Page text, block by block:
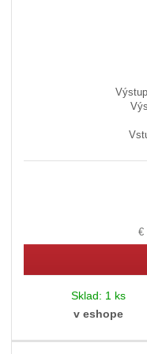
€
Sklad: 1 ks
v eshope